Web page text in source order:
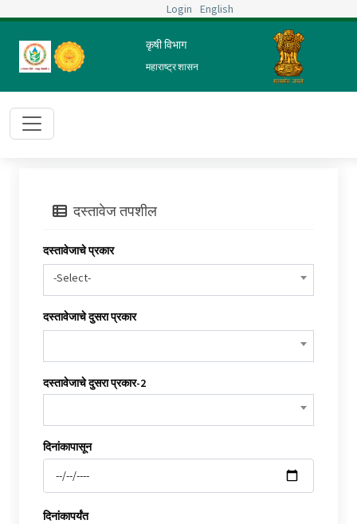
Login English
कृषी विभाग
महाराष्ट्र शासन
दस्तावेज तपशील
दस्तावेजाचे प्रकार
-Select-
दस्तावेजाचे दुसरा प्रकार
दस्तावेजाचे दुसरा प्रकार-2
दिनांकापासून
दिनांकापर्यंत